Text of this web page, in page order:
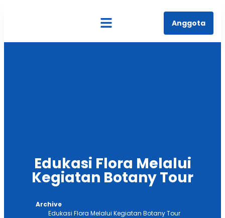
Anggota
Edukasi Flora Melalui
Kegiatan Botany Tour
Archive
Edukasi Flora Melalui Kegiatan Botany Tour